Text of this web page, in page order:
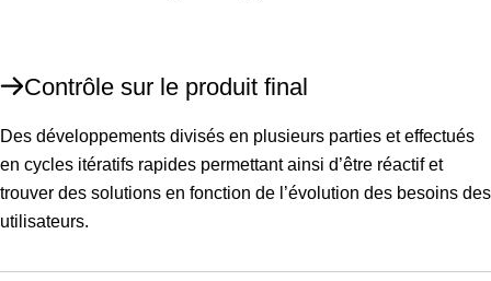
Contrôle sur le produit final
Des développements divisés en plusieurs parties et effectués
en cycles itératifs rapides permettant ainsi d’être réactif et
trouver des solutions en fonction de l’évolution des besoins des
utilisateurs.